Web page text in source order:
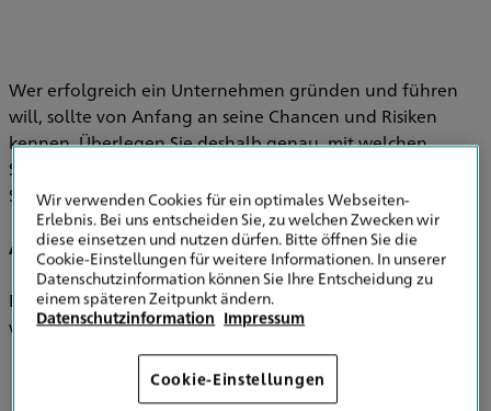
Wer erfolgreich ein Unternehmen gründen und führen
will, sollte von Anfang an seine Chancen und Risiken
kennen. Überlegen Sie deshalb genau, mit welchen
Stolpersteinen Sie rechnen müssen. Viele davon können
Sie bereits im Vorfeld aus dem Weg räumen.
Alle Risiken im Blick.
Damit Sie Ihre Risiken realistisch einschätzen können, ist es
wichtig, im Vorfeld folgende Fragen zu klären:
Was müssen Sie beachten, damit Sie als „Motor des
Unternehmens“ ausreichend geschützt sind?
Wir verwenden Cookies für ein optimales Webseiten-
Erlebnis. Bei uns entscheiden Sie, zu welchen Zwecken wir
diese einsetzen und nutzen dürfen. Bitte öffnen Sie die
Cookie-Einstellungen für weitere Informationen. In unserer
Datenschutzinformation können Sie Ihre Entscheidung zu
einem späteren Zeitpunkt ändern.
Datenschutzinformation Impressum
Cookie-Einstellungen